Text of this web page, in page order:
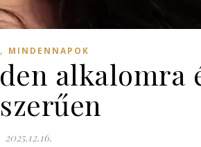
, MINDENNAPOK
alkalomra
2025.12.16.